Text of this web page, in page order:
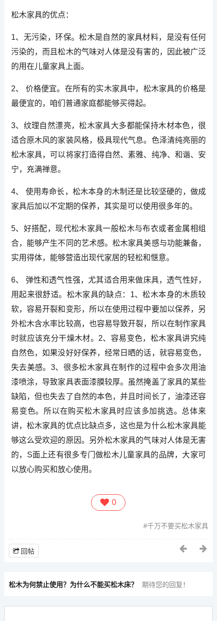
松木家具的优点：
1、无污染，环保。松木是自然的家具材料，是没有任何
污染的，而且松木的气味对人体是没有害的，因此被广泛
的用在儿童家具上面。
2、 价格便宜。在所有的实木家具中，松木家具的价格是
最便宜的，咱们普通家庭都能够买得起。
3、纹理自然漂亮，松木家具大多都能保持木材本色，很
适合原木风的家装风格，极具现代气息。色泽清纯亮丽的
松木家具，可以将家打造得自然、素雅、纯净、和谐、安
宁，充满禅意。
4、 使用寿命长，松木本身的木制还是比较坚硬的，做成
家具后加以不定期的保养，其实是可以使用很多年的。
5、好搭配，现代松木家具一般松木与布衣或者金属相组
合，能够产生不同的艺术感。松木家具美感与功能兼备，
实用得体，能够营造出现代家居的轻松和惬意。
6、 弹性和透气性强，尤其适合用来做床具，透气性好，
用起来很舒适。松木家具的缺点：1、松木本身的木质较
软，容易开裂和变形，所以在使用过程中要加以保养，另
外松木含水率比较高，也容易导致开裂，所以在制作家具
时就应该充分干燥木材。2、容易变色，松木家具讲究纯
自然色，如果没好好保养，经常日晒的话，就容易变色，
失去美感。3、很多松木家具在制作的过程中会多次用油
漆喷涂，导致家具表面漆膜较厚。虽然掩盖了家具的某些
缺陷，但也失去了自然的本色，并且时间长了，油漆还容
易变色。所以在购买松木家具时应该多加挑选。总体来
讲，松木家具的优点比缺点多，这也是为什么松木家具能
够这么受欢迎的原因。另外松木家具的气味对人体是无害
的，S面上还有很多专门做松木儿童家具的品牌，大家可
以放心购买和放心使用。
0
千万不要买松木家具
回帖
松木为何禁止使用？为什么不能买松木床？ 期待您的回复！